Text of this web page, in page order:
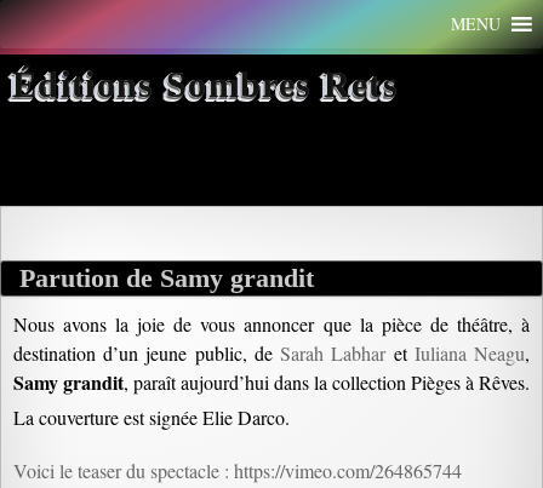
Aller
au
contenu
MENU
Éditions Sombres Rets
Archives par mot-clé : théâtre
Parution de Samy grandit
Nous avons la joie de vous annoncer que la pièce de théâtre, à
destination d’un jeune public, deSarah Labharet Iuliana Neagu,
Samy grandit, paraît aujourd’hui dans la collection Pièges à Rêves.
La couverture est signée Elie Darco.
Voici le teaser du spectacle : https://vimeo.com/264865744